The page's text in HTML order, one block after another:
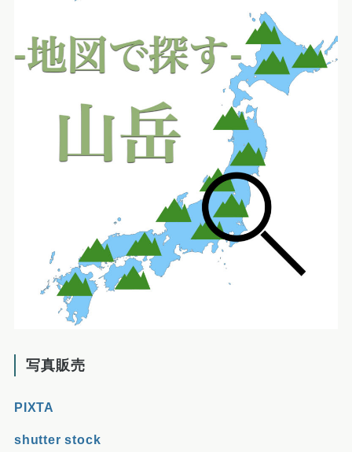
写真販売
PIXTA
shutter stock